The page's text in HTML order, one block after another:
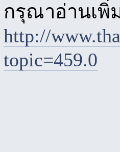
กรุณาอ่านเพิ่
http://
topic=459.0